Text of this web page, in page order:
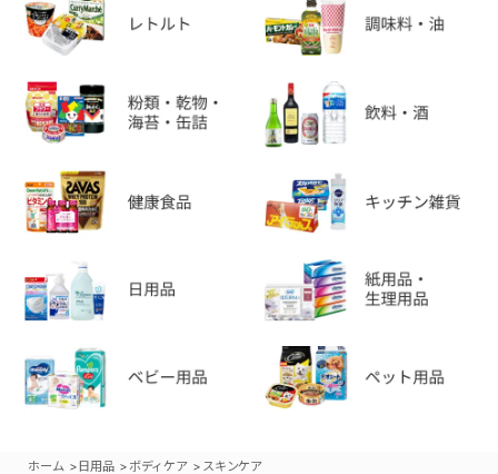
ホーム > 日用品 > ボディケア > スキンケア